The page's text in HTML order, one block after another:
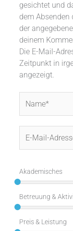
gesichtet und
dem Absenden
der
deinem
Die E-Mail-
Zeitpunkt in
angezeigt.
Mail-
Akademisches
Betreuung &
Preis & Leistung